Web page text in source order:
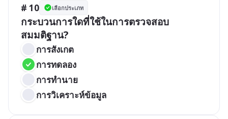
# 10 เลือกประเภท
กระบวนการใดที่ใช้ในการตรวจสอบ
สมมติฐาน?
การสังเกต
การทดลอง
การทำนาย
การวิเคราะห์ข้อมูล